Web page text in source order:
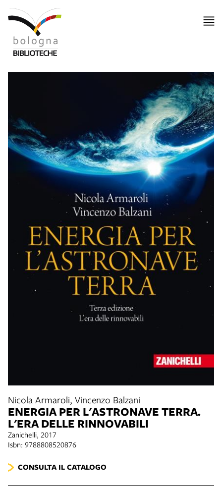
Nicola Armaroli, Vincenzo Balzani
ENERGIA PER L'ASTRONAVE TERRA.
L'ERA DELLE RINNOVABILI
Zanichelli, 2017
Isbn: 9788808520876
CONSULTA IL CATALOGO